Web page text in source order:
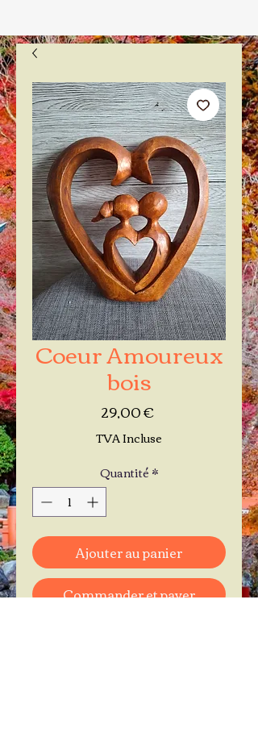
Coeur Amoureux
bois
29,00 €Prix
TVA Incluse
Quantité*
Ajouter au panier
Commander et payer